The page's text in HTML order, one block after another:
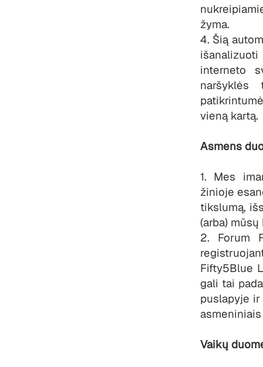
žyma.
4. Šią
interneto
vieną kartą.
Asmens
1. Mes
žinioje
tikslumą,
(arba)
2. Forum
Fifty5Blue
gali tai
puslapyje
Vaikų